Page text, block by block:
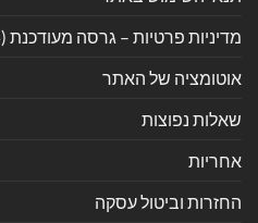
מדיניות פרטיות – גרסה מעודכנת (2025)
אוטומציה של האתר
שאלות נפוצות
אחריות
החזרות וביטול עסקה